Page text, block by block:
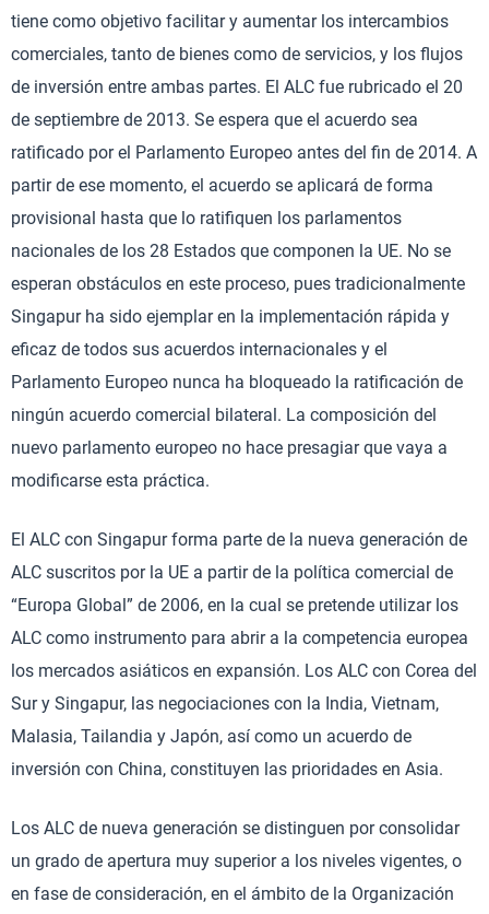
tiene como objetivo facilitar y aumentar los intercambios
comerciales, tanto de bienes como de servicios, y los flujos
de inversión entre ambas partes. El ALC fue rubricado el 20
de septiembre de 2013. Se espera que el acuerdo sea
ratificado por el Parlamento Europeo antes del fin de 2014. A
partir de ese momento, el acuerdo se aplicará de forma
provisional hasta que lo ratifiquen los parlamentos
nacionales de los 28 Estados que componen la UE. No se
esperan obstáculos en este proceso, pues tradicionalmente
Singapur ha sido ejemplar en la implementación rápida y
eficaz de todos sus acuerdos internacionales y el
Parlamento Europeo nunca ha bloqueado la ratificación de
ningún acuerdo comercial bilateral. La composición del
nuevo parlamento europeo no hace presagiar que vaya a
modificarse esta práctica.
El ALC con Singapur forma parte de la nueva generación de
ALC suscritos por la UE a partir de la política comercial de
“Europa Global” de 2006, en la cual se pretende utilizar los
ALC como instrumento para abrir a la competencia europea
los mercados asiáticos en expansión. Los ALC con Corea del
Sur y Singapur, las negociaciones con la India, Vietnam,
Malasia, Tailandia y Japón, así como un acuerdo de
inversión con China, constituyen las prioridades en Asia.
Los ALC de nueva generación se distinguen por consolidar
un grado de apertura muy superior a los niveles vigentes, o
en fase de consideración, en el ámbito de la Organización